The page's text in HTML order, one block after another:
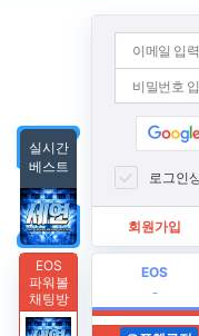
로그인
회원가입
EOS
-
실시간
베스트
EOS
파워볼
채팅방